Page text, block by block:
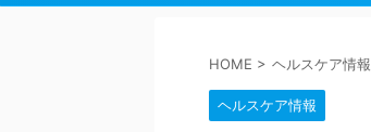
HOME > ヘルスケア情報
ヘルスケア情報